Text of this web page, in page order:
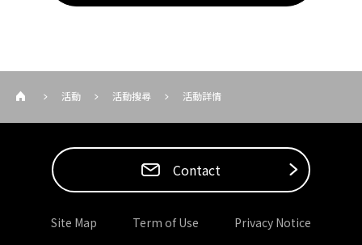
活動 活動搜尋 活動詳情
Contact
Site Map Term of Use Privacy Notice